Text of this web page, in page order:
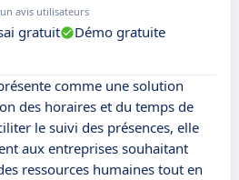
avis utilisateurs
gratuit
Démo gratuite
comme une solution
des horaires et du temps de
le suivi des présences, elle
aux entreprises souhaitant
ressources humaines tout en